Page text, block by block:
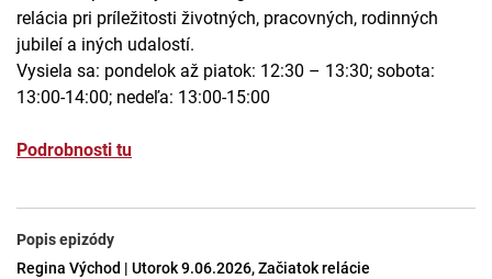
relácia pri príležitosti životných, pracovných, rodinných
jubileí a iných udalostí.
Vysiela sa: pondelok až piatok: 12:30 – 13:30; sobota:
13:00-14:00; nedeľa: 13:00-15:00
Podrobnosti tu
Popis epizódy
Regina Východ | Utorok 9.06.2026, Začiatok relácie